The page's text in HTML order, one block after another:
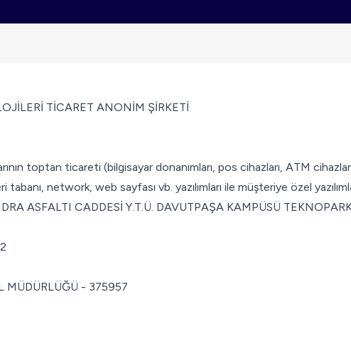
TİCARET ANONİM ŞİRKETİ
toptan ticareti (bilgisayar donanımları, pos cihazları, ATM
network, web sayfası vb. yazılımları ile müşteriye özel
ASFALTI CADDESİ Y.T.Ü. DAVUTPAŞA KAMPÜSÜ
MÜDÜRLÜĞÜ - 375957